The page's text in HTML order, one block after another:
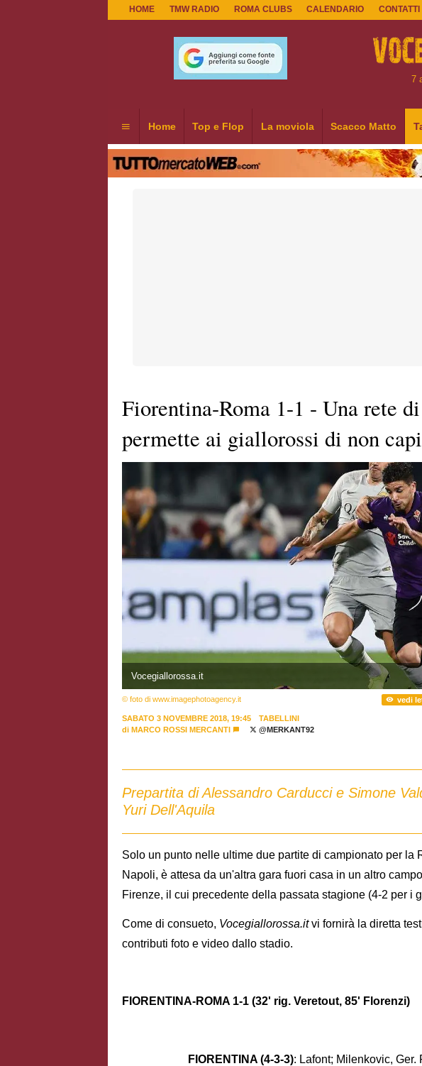
HOME TMW RADIO ROMA CLUBS CALENDARIO CONTATTI
7
Home Top e Flop La moviola Scacco Matto
Fiorentina-Roma 1-1 - Una rete
permette ai giallorossi di non
Vocegiallorossa.it
© foto di www.imagephotoagency.it vedi
SABATO 3 NOVEMBRE 2018, 19:45
TABELLINI
di MARCO ROSSI MERCANTI @MERKANT92
Prepartita di Alessandro Carducci e Simone
Yuri Dell'Aquila
Solo un punto nelle ultime due partite di campionato per la
Napoli, è attesa da un'altra gara fuori casa in un altro
Firenze, il cui precedente della passata stagione (4-2 per i
Come di consueto, Vocegiallorossa.itvi fornirà la diretta
contributi foto e video dallo stadio.
FIORENTINA-ROMA 1-1 (32' rig. Veretout, 85' Florenzi)
FIORENTINA (4-3-3): Lafont; Milenkovic,